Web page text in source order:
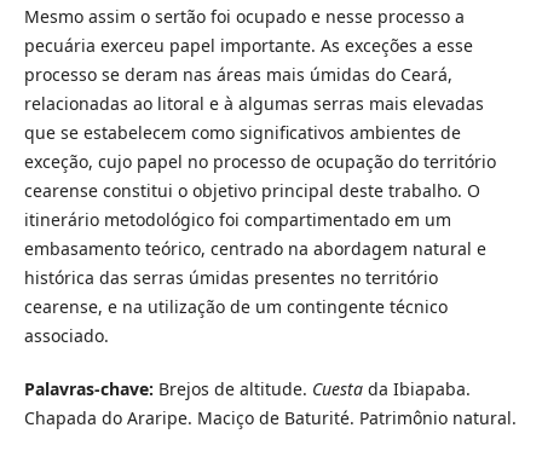
Mesmo assim o sertão foi ocupado e nesse processo a
pecuária exerceu papel importante. As exceções a esse
processo se deram nas áreas mais úmidas do Ceará,
relacionadas ao litoral e à algumas serras mais elevadas
que se estabelecem como significativos ambientes de
exceção, cujo papel no processo de ocupação do território
cearense constitui o objetivo principal deste trabalho. O
itinerário metodológico foi compartimentado em um
embasamento teórico, centrado na abordagem natural e
histórica das serras úmidas presentes no território
cearense, e na utilização de um contingente técnico
associado.
Palavras-chave: Brejos de altitude. Cuestada Ibiapaba.
Chapada do Araripe. Maciço de Baturité. Patrimônio natural.